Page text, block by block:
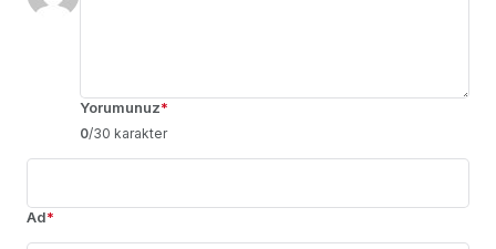
Yorumunuz*
0/30 karakter
Ad*